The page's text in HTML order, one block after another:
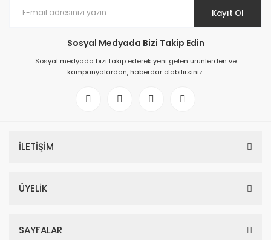
Kayıt Ol
Sosyal Medyada Bizi Takip Edin
Sosyal medyada bizi takip ederek yeni gelen ürünlerden ve
kampanyalardan, haberdar olabilirsiniz.
İLETİŞİM
ÜYELİK
SAYFALAR